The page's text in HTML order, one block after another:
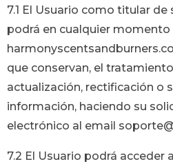
7.1 El Usuario como titular
podrá en cualquier momento
que conservan, el
actualización, rectificación o
información, haciendo su
electrónico al email
7.2 El Usuario podrá acceder